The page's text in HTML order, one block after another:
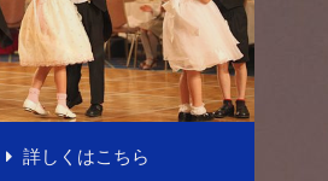
詳しくはこちら